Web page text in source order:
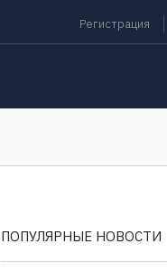
Регистрация
ПОПУЛЯРНЫЕ НОВОСТИ